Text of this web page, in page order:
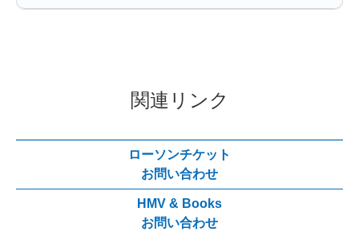
関連リンク
ローソンチケット
お問い合わせ
HMV & Books
お問い合わせ